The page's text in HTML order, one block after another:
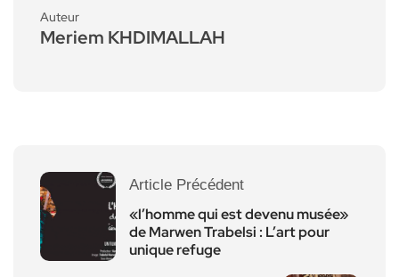
Auteur
Meriem KHDIMALLAH
Article Précédent
«l’homme qui est devenu musée»
de Marwen Trabelsi : L’art pour
unique refuge